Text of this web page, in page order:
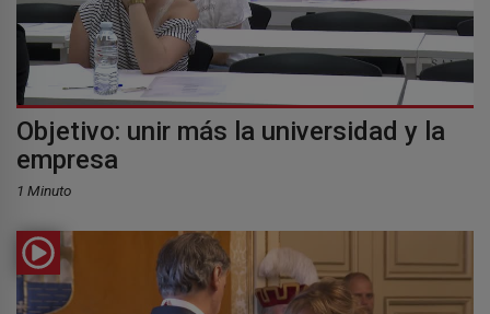
Objetivo: unir más la universidad y la
empresa
1 Minuto